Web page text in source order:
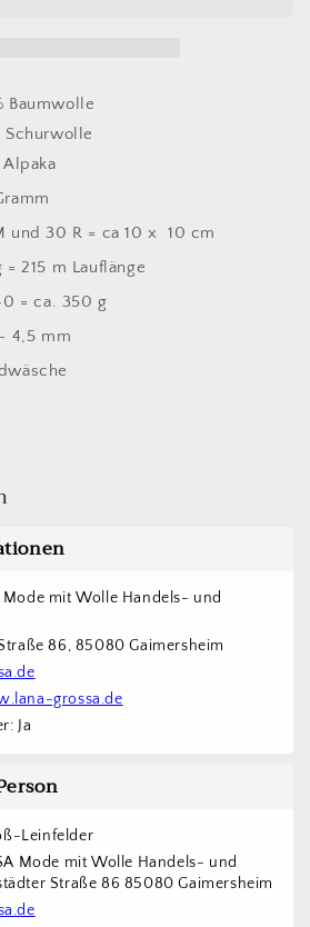
Baumwolle
Schurwolle
Alpaka
und 30 R = ca 10 x 10 cm
= 215 m Lauflänge
= ca. 350 g
4,5 mm
Mode mit Wolle Handels- und
86, 85080 Gaimersheim
grossa.de
Ja
Leinfelder
Mode mit Wolle Handels- und
Straße 86 85080 Gaimersheim